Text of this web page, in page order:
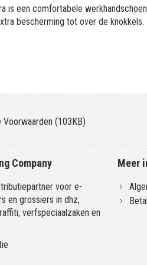
is een comfortabele
bescherming tot over de knokkels.
Voorwaarden (103KB)
Company
voor e-
en grossiers in dhz,
verfspeciaalzaken en
Meer